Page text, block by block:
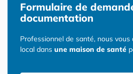
Formulaire de
documentation
Professionnel de santé, nous
local dans une maison de santé